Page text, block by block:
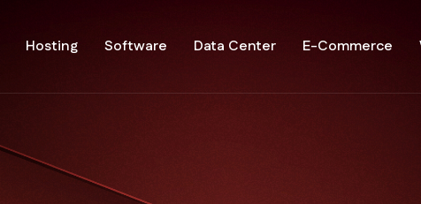
Hosting Software Data Center E-Commerce